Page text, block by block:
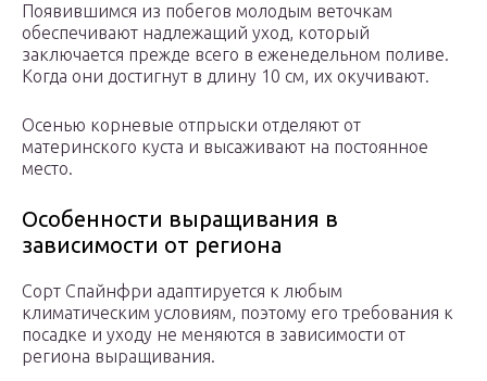
Появившимся из побегов молодым веточкам
обеспечивают надлежащий уход, который
заключается прежде всего в еженедельном поливе.
Когда они достигнут в длину 10 см, их окучивают.
Осенью корневые отпрыски отделяют от
материнского куста и высаживают на постоянное
место.
Особенности выращивания в
зависимости от региона
Сорт Спайнфри адаптируется к любым
климатическим условиям, поэтому его требования к
посадке и уходу не меняются в зависимости от
региона выращивания.